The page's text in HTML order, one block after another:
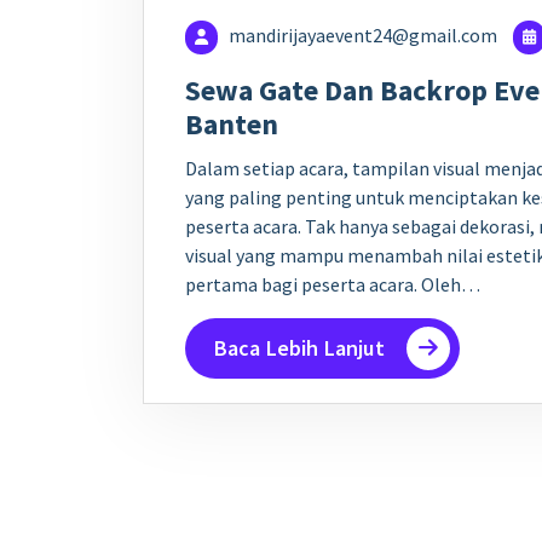
mandirijayaevent24@gmail.com
Sewa Gate Dan Backrop
Banten
Dalam setiap acara, tampilan visual
yang paling penting untuk menciptakan
peserta acara. Tak hanya sebagai
visual yang mampu menambah nilai
pertama bagi peserta acara. Oleh…
Baca Lebih Lanjut